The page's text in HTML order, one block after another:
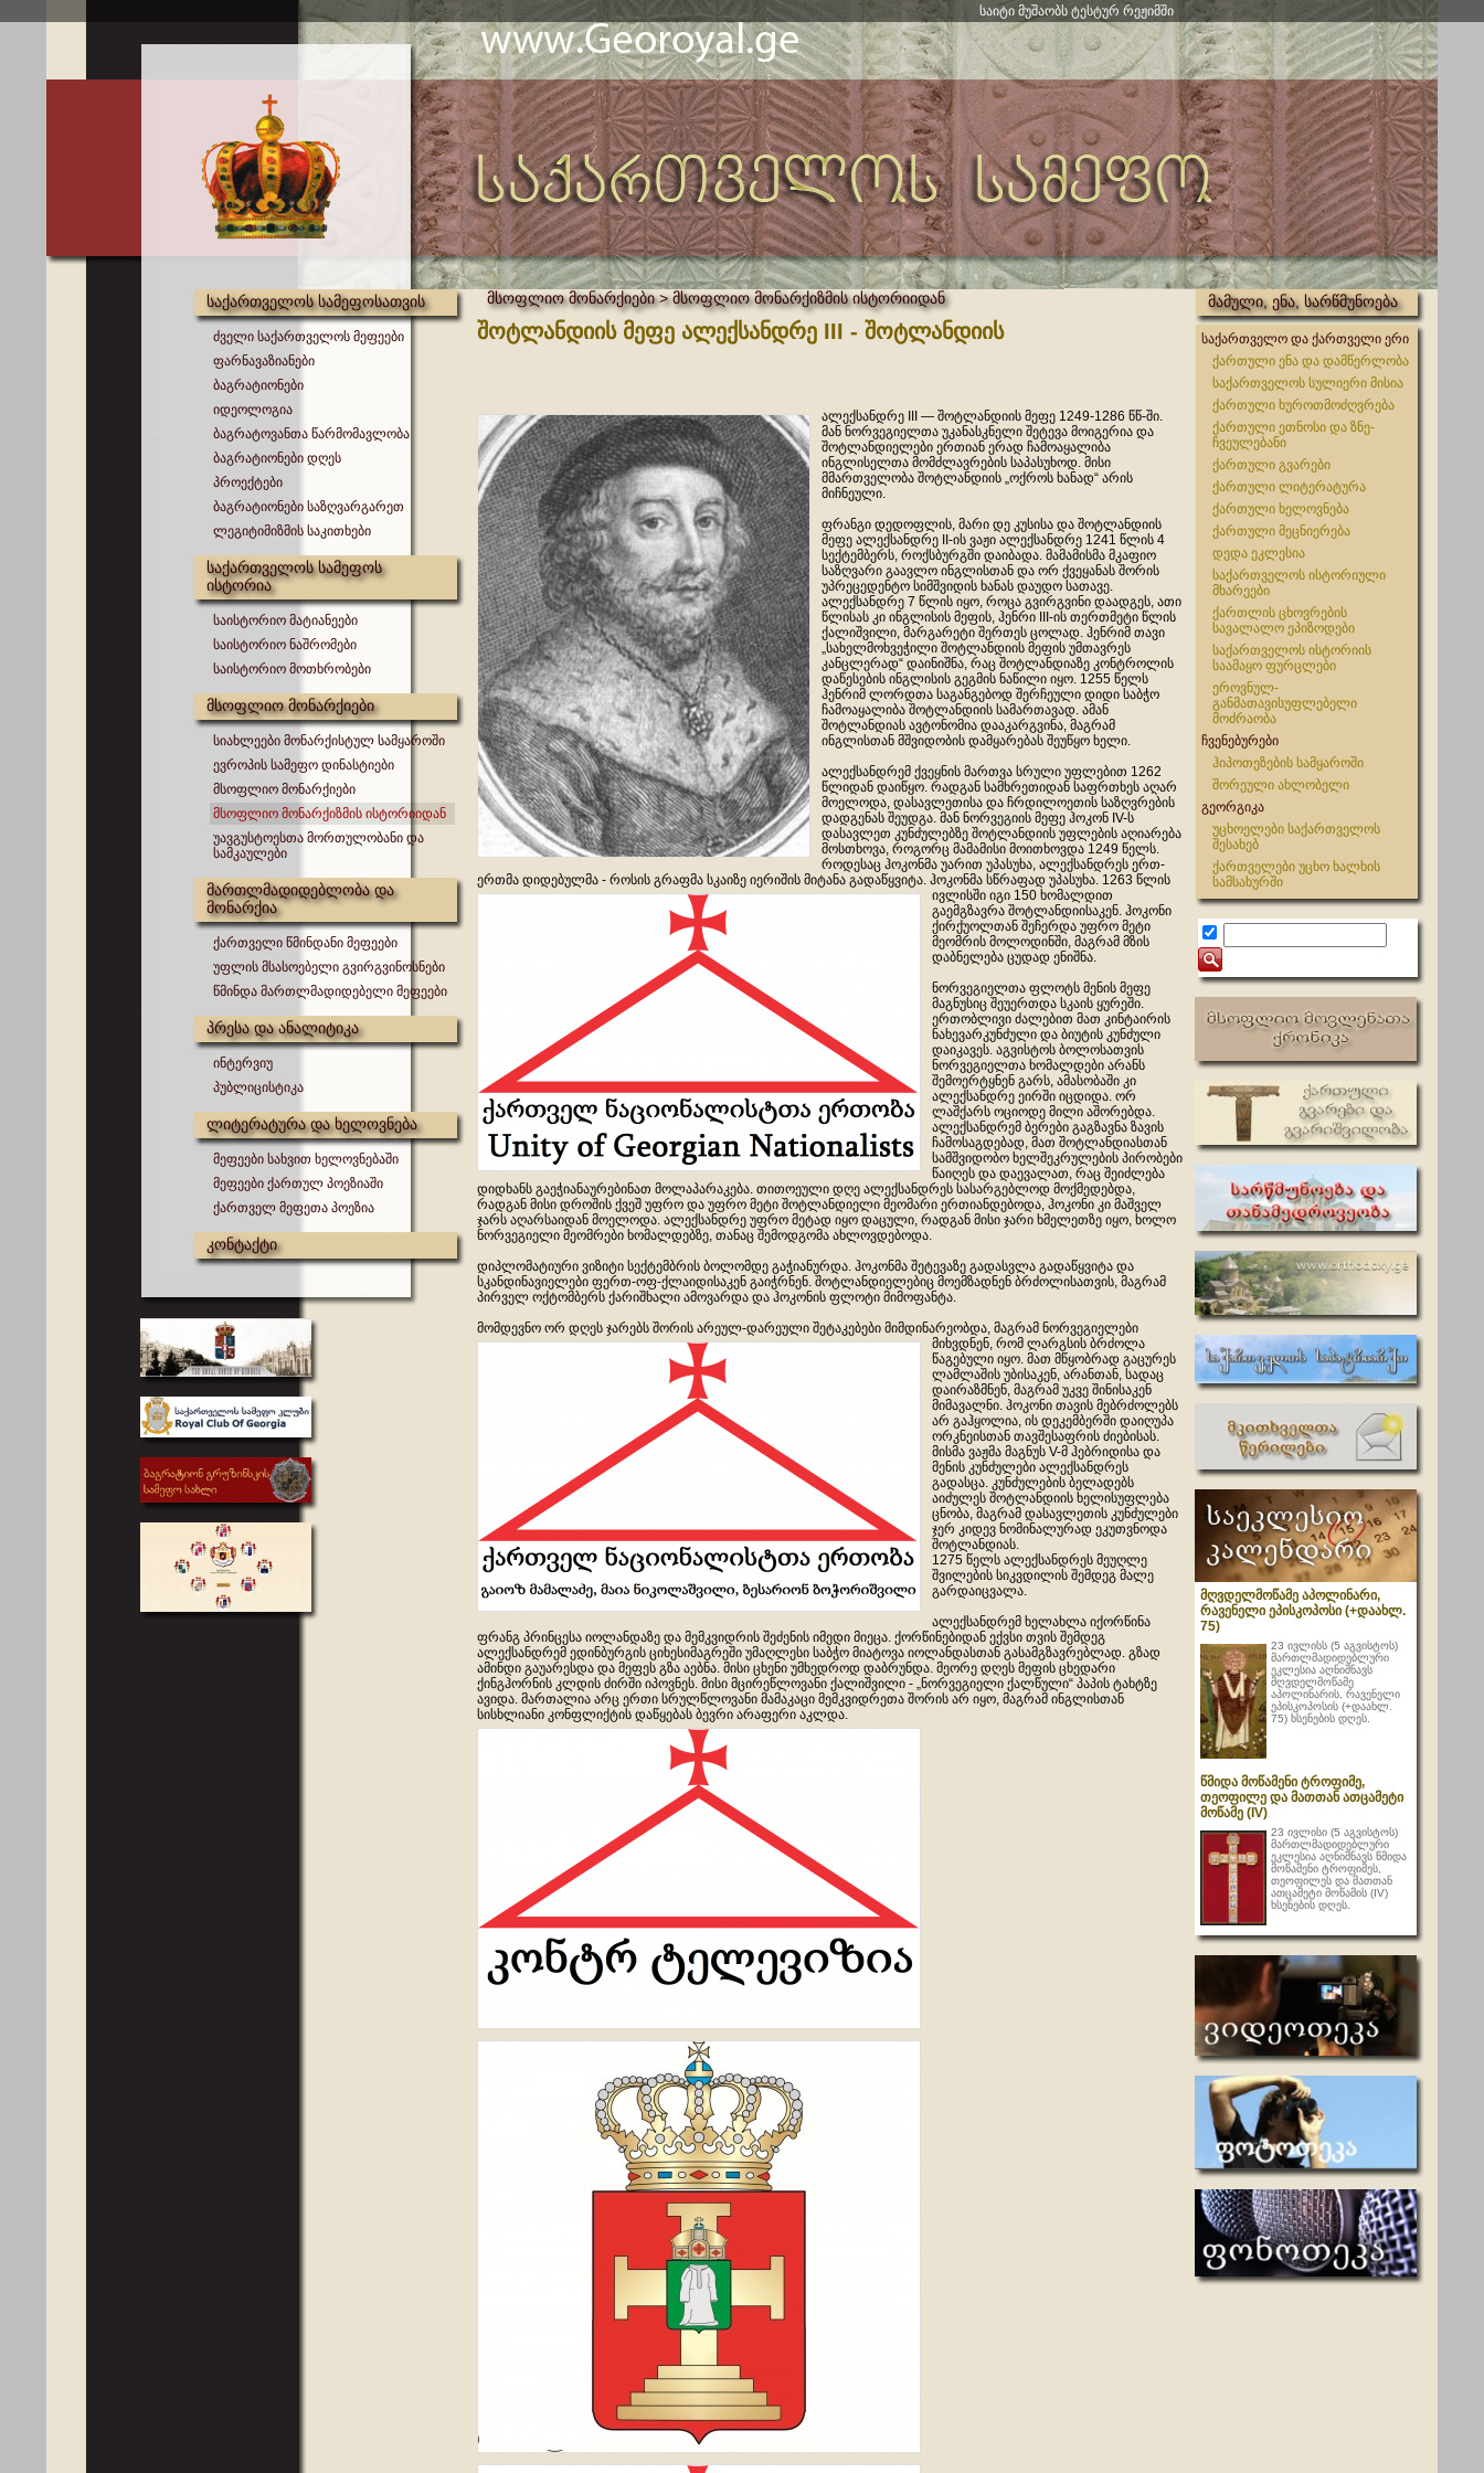
საიტი მუშაობს ტესტურ რეჟიმში
საქართველოს სამეფოსათვის
ძველი საქართველოს მეფეები
ფარნავაზიანები
ბაგრატიონები
იდეოლოგია
ბაგრატოვანთა წარმომავლობა
ბაგრატიონები დღეს
პროექტები
ბაგრატიონები საზღვარგარეთ
ლეგიტიმიზმის საკითხები
საქართველოს სამეფოს
ისტორია
საისტორიო მატიანეები
საისტორიო ნაშრომები
საისტორიო მოთხრობები
მსოფლიო მონარქიები
სიახლეები მონარქისტულ სამყაროში
ევროპის სამეფო დინასტიები
მსოფლიო მონარქიები
მსოფლიო მონარქიზმის ისტორიიდან
უავგუსტოესთა მორთულობანი და
სამკაულები
მართლმადიდებლობა და
მონარქია
ქართველი წმინდანი მეფეები
უფლის მსასოებელი გვირგვინოსნები
წმინდა მართლმადიდებელი მეფეები
პრესა და ანალიტიკა
ინტერვიუ
პუბლიცისტიკა
ლიტერატურა და ხელოვნება
მეფეები სახვით ხელოვნებაში
მეფეები ქართულ პოეზიაში
ქართველ მეფეთა პოეზია
კონტაქტი
მსოფლიო მონარქიები > მსოფლიო მონარქიზმის ისტორიიდან
შოტლანდიის მეფე ალექსანდრე III - შოტლანდიის
ალექსანდრე III — შოტლანდიის მეფე 1249-1286 წწ-ში.
მან ნორვეგიელთა უკანასკნელი შეტევა მოიგერია და
შოტლანდიელები ერთიან ერად ჩამოაყალიბა
ინგლისელთა მომძლავრების საპასუხოდ. მისი
მმართველობა შოტლანდიის „ოქროს ხანად“ არის
მიჩნეული.
ფრანგი დედოფლის, მარი დე კუსისა და შოტლანდიის
მეფე ალექსანდრე II-ის ვაჟი ალექსანდრე 1241 წლის 4
სექტემბერს, როქსბურგში დაიბადა. მამამისმა მკაფიო
საზღვარი გაავლო ინგლისთან და ორ ქვეყანას შორის
უპრეცედენტო სიმშვიდის ხანას დაუდო სათავე.
ალექსანდრე 7 წლის იყო, როცა გვირგვინი დაადგეს, ათი
წლისას კი ინგლისის მეფის, ჰენრი III-ის თერთმეტი წლის
ქალიშვილი, მარგარეტი შერთეს ცოლად. ჰენრიმ თავი
„სახელმოხვეჭილი შოტლანდიის მეფის უმთავრეს
კანცლერად“ დაინიშნა, რაც შოტლანდიაზე კონტროლის
დაწესების ინგლისის გეგმის ნაწილი იყო. 1255 წელს
ჰენრიმ ლორდთა საგანგებოდ შერჩეული დიდი საბჭო
ჩამოაყალიბა შოტლანდიის სამართავად. ამან
შოტლანდიას ავტონომია დააკარგვინა, მაგრამ
ინგლისთან მშვიდობის დამყარებას შეუწყო ხელი.
ალექსანდრემ ქვეყნის მართვა სრული უფლებით 1262
წლიდან დაიწყო. რადგან სამხრეთიდან საფრთხეს აღარ
მოელოდა, დასავლეთისა და ჩრდილოეთის საზღვრების
დადგენას შეუდგა. მან ნორვეგიის მეფე ჰოკონ IV-ს
დასავლეთ კუნძულებზე შოტლანდიის უფლების აღიარება
მოსთხოვა, როგორც მამამისი მოითხოვდა 1249 წელს.
როდესაც ჰოკონმა უარით უპასუხა, ალექსანდრეს ერთ-
ერთმა დიდებულმა - როსის გრაფმა სკაიზე იერიშის მიტანა გადაწყვიტა. ჰოკონმა სწრაფად უპასუხა. 1263 წლის
ივლისში იგი 150 ხომალდით
გაემგზავრა შოტლანდიისაკენ. ჰოკონი
ქირქუოლთან შეჩერდა უფრო მეტი
მეომრის მოლოდინში, მაგრამ მზის
დაბნელება ცუდად ენიშნა.
ნორვეგიელთა ფლოტს მენის მეფე
მაგნუსიც შეუერთდა სკაის ყურეში.
ერთობლივი ძალებით მათ კინტაირის
ნახევარკუნძული და ბიუტის კუნძული
დაიკავეს. აგვისტოს ბოლოსათვის
ნორვეგიელთა ხომალდები არანს
შემოერტყნენ გარს, ამასობაში კი
ალექსანდრე ეირში იცდიდა. ორ
ლაშქარს ოციოდე მილი აშორებდა.
ალექსანდრემ ბერები გაგზავნა ზავის
ჩამოსაგდებად, მათ შოტლანდიასთან
სამშვიდობო ხელშეკრულების პირობები
წაიღეს და დაევალათ, რაც შეიძლება
დიდხანს გაეჭიანაურებინათ მოლაპარაკება. თითოეული დღე ალექსანდრეს სასარგებლოდ მოქმედებდა,
რადგან მისი დროშის ქვეშ უფრო და უფრო მეტი შოტლანდიელი მეომარი ერთიანდებოდა, ჰოკონი კი მაშველ
ჯარს აღარსაიდან მოელოდა. ალექსანდრე უფრო მეტად იყო დაცული, რადგან მისი ჯარი ხმელეთზე იყო, ხოლო
ნორვეგიელი მეომრები ხომალდებზე, თანაც შემოდგომა ახლოვდებოდა.
დიპლომატიური ვიზიტი სექტემბრის ბოლომდე გაჭიანურდა. ჰოკონმა შეტევაზე გადასვლა გადაწყვიტა და
სკანდინავიელები ფერთ-ოფ-ქლაიდისაკენ გაიჭრნენ. შოტლანდიელებიც მოემზადნენ ბრძოლისათვის, მაგრამ
პირველ ოქტომბერს ქარიშხალი ამოვარდა და ჰოკონის ფლოტი მიმოფანტა.
მომდევნო ორ დღეს ჯარებს შორის არეულ-დარეული შეტაკებები მიმდინარეობდა, მაგრამ ნორვეგიელები
მიხვდნენ, რომ ლარგსის ბრძოლა
წაგებული იყო. მათ მწყობრად გაცურეს
ლამლაშის უბისაკენ, არანთან, სადაც
დაირაზმნენ, მაგრამ უკვე შინისაკენ
მიმავალნი. ჰოკონი თავის მებრძოლებს
არ გაჰყოლია, ის დეკემბერში დაიღუპა
ორკნეისთან თავშესაფრის ძიებისას.
მისმა ვაჟმა მაგნუს V-მ ჰებრიდისა და
მენის კუნძულები ალექსანდრეს
გადასცა. კუნძულების ბელადებს
აიძულეს შოტლანდიის ხელისუფლება
ცნობა, მაგრამ დასავლეთის კუნძულები
ჯერ კიდევ ნომინალურად ეკუთვნოდა
შოტლანდიას.
1275 წელს ალექსანდრეს მეუღლე
შვილების სიკვდილის შემდეგ მალე
გარდაიცვალა.
ალექსანდრემ ხელახლა იქორწინა
ფრანგ პრინცესა იოლანდაზე და მემკვიდრის შეძენის იმედი მიეცა. ქორწინებიდან ექვსი თვის შემდეგ
ალექსანდრემ ედინბურგის ციხესიმაგრეში უმაღლესი საბჭო მიატოვა იოლანდასთან გასამგზავრებლად. გზად
ამინდი გაუარესდა და მეფეს გზა აებნა. მისი ცხენი უმხედროდ დაბრუნდა. მეორე დღეს მეფის ცხედარი
ქინგჰორნის კლდის ძირში იპოვნეს. მისი მცირეწლოვანი ქალიშვილი - „ნორვეგიელი ქალწული“ პაპის ტახტზე
ავიდა. მართალია არც ერთი სრულწლოვანი მამაკაცი მემკვიდრეთა შორის არ იყო, მაგრამ ინგლისთან
სისხლიანი კონფლიქტის დაწყებას ბევრი არაფერი აკლდა.
მამული, ენა, სარწმუნოება
საქართველო და ქართველი ერი
ქართული ენა და დამწერლობა
საქართველოს სულიერი მისია
ქართული ხუროთმოძღვრება
ქართული ეთნოსი და ზნე-
ჩვეულებანი
ქართული გვარები
ქართული ლიტერატურა
ქართული ხელოვნება
ქართული მეცნიერება
დედა ეკლესია
საქართველოს ისტორიული
მხარეები
ქართლის ცხოვრების
სავალალო ეპიზოდები
საქართველოს ისტორიის
საამაყო ფურცლები
ეროვნულ-
განმათავისუფლებელი
მოძრაობა
ჩვენებურები
ჰიპოთეზების სამყაროში
შორეული ახლობელი
გეორგიკა
უცხოელები საქართველოს
შესახებ
ქართველები უცხო ხალხის
სამსახურში
მღვდელმოწამე აპოლინარი,
რავენელი ეპისკოპოსი (+დაახლ.
75)
23 ივლისს (5 აგვისტოს)
მართლმადიდებლური
ეკლესია აღნიშნავს
მღვდელმოწამე
აპოლინარის, რავენელი
ეპისკოპოსის (+დაახლ.
75) ხსენების დღეს.
წმიდა მოწამენი ტროფიმე,
თეოფილე და მათთან ათცამეტი
მოწამე (IV)
23 ივლისი (5 აგვისტოს)
მართლმადიდებლური
ეკლესია აღნიშნავს წმიდა
მოწამენი ტროფიმეს,
თეოფილეს და მათთან
ათცამეტი მოწამის (IV)
ხსენების დღეს.